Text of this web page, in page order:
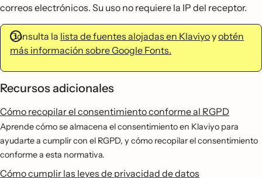
correos electrónicos. Su uso no requiere la IP del receptor.
Consulta la lista de fuentes alojadas en Klaviyoyobtén
más información sobre Google Fonts.
Recursos adicionales
Cómo recopilar el consentimiento conforme al RGPD
Aprende cómo se almacena el consentimiento en Klaviyo para
ayudarte a cumplir con el RGPD, y cómo recopilar el consentimiento
conforme a esta normativa.
Cómo cumplir las leyes de privacidad de datos